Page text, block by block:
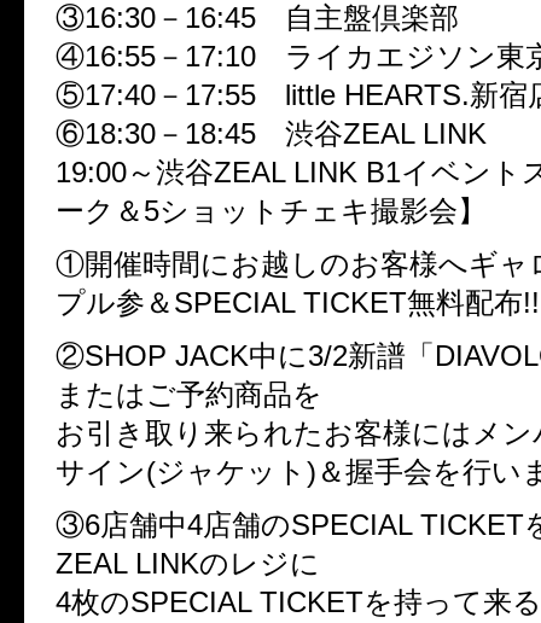
③16:30－16:45 自主盤倶楽部
④16:55－17:10 ライカエジソン東
⑤17:40－17:55 little HEARTS.新宿
⑥18:30－18:45 渋谷ZEAL LINK
19:00～渋谷ZEAL LINK B1イベント
ーク＆5ショットチェキ撮影会】
①開催時間にお越しのお客様へギャ
プル参＆SPECIAL TICKET無料配布!!
②SHOP JACK中に3/2新譜「
またはご予約商品を
お引き取り来られたお客様にはメ
サイン(ジャケット)＆握手会を行い
③6店舗中4店舗のSPECIAL TICKET
ZEAL LINKのレジに
4枚のSPECIAL TICKETを持って来